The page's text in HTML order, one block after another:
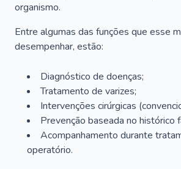
organismo.
Entre algumas das funções que esse
desempenhar, estão:
Diagnóstico de doenças;
Tratamento de varizes;
Intervenções cirúrgicas
Prevenção baseada no histórico
Acompanhamento durante
operatório.